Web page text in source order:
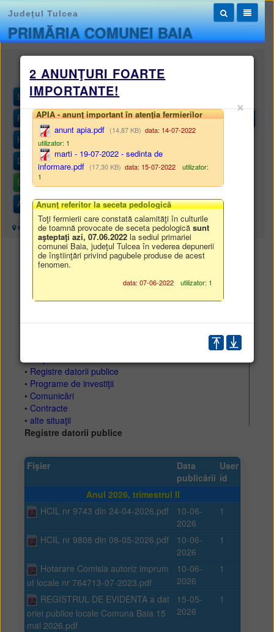
Judeţul Tulcea
PRIMĂRIA COMUNEI BAIA
Monitorul oficial local
STATUTUL UNITĂȚII ADMINISTRATIV-TERITORIALE
REGULAMENTELE PRIVIND PROCEDURILE ADMINISTRATIVE
HOTĂRÂRILE AUTORITĂȚII DELIBERATIVE
DISPOZIȚIILE AUTORITĂȚII EXECUTIVE
DOCUMENTE ȘI INFORMAȚII FINANCIARE
ALTE DOCUMENTE
Harta site /Monitorul oficial local /DOCUMENTE ȘI INFORMAȚII FINANCIARE
DOCUMENTE ȘI INFORMAȚII FINANCIARE
Proiecte de buget
•Rectificări de buget
• Registre datorii publice
• Programe de investiţii
• Comunicări
• Contracte
• alte situaţii
Registre datorii publice
Fişier
Data
publicării
User
id
Anul 2026, trimestrul II
HCIL nr 9743 din 24-04-2026.pdf
10-06-
2026
1
HCIL nr 9808 din 08-05-2026.pdf
10-06-
2026
1
Hotarare Comisia autoriz imprum
ut locale nr 764713-07-2023.pdf
10-06-
2026
1
REGISTRUL DE EVIDENTA a dat
oriei publice locale Comuna Baia 15
mai 2026.pdf
15-05-
2026
1
2 ANUNŢURI FOARTE
IMPORTANTE!
×
APIA - anunţ important în atenţia fermierilor
anunt apia.pdf (14,87 KB) data: 14-07-2022
utilizator: 1
marti - 19-07-2022 - sedinta de
informare.pdf (17,30 KB) data: 15-07-2022
utilizator:
1
Anunţ referitor la seceta pedologică
Toţi fermierii care constată calamităţi în culturile
de toamnă provocate de seceta pedologicăsunt
aşteptaţi azi, 07.06.2022 la sediul primariei
comunei Baia, judeţul Tulcea în vederea depunerii
de înştiinţări privind pagubele produse de acest
fenomen.
data: 07-06-2022 utilizator: 1